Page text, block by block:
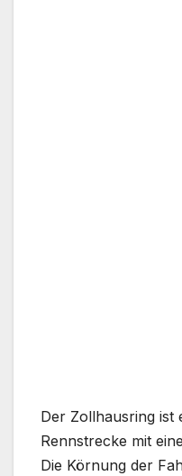
Der Zollhausring ist
Rennstrecke mit
Die Körnung der